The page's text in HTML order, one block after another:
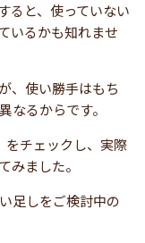
ると、使っていない
いるかも知れませ
、使い勝手はもち
なるからです。
をチェックし、実際
みました。
足しをご検討中の